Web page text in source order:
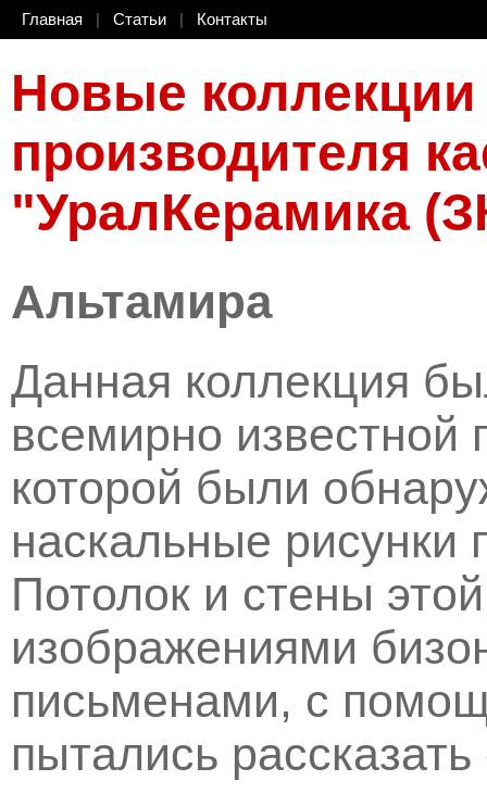
Главная Статьи Контакты
Новые коллекции
производителя
"УралКерамика
Альтамира
Данная коллекция
всемирно
которой были
наскальные
Потолок и стены
изображениями
письменами, с
пытались